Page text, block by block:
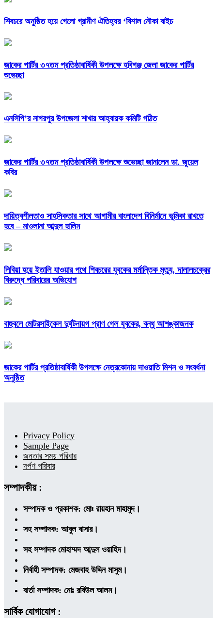
শিবচরে অনুষ্ঠিত হয়ে গেলো গ্রামীণ ঐতিহ্যর ‘বিশাল নৌকা বাইচ
জাকের পার্টির ৩৭তম প্রতিষ্ঠাবার্ষিকী উপলক্ষে হবিগঞ্জ জেলা জাকের পার্টির
শুভেচ্ছা
এনসিপি’র নাগরপুর উপজেলা শাখার আহ্বায়ক কমিটি গঠিত
জাকের পার্টির ৩৭তম প্রতিষ্ঠাবার্ষিকী উপলক্ষে শুভেচ্ছা জানালেন ডা. জুয়েল
কবির
দায়িত্বশীলতাও সাহসিকতার সাথে আগামীর বাংলাদেশ বিনির্মানে ভূমিকা রাখতে
হবে – মাওলানা আব্দুল হালিম
লিবিয়া হয়ে ইতালি যাওয়ার পথে শিবচরের যুবকের মর্মান্তিক মৃত্যু, দালালচক্রের
বিরুদ্ধে পরিবারের অভিযোগ
বাহুবলে মোটরসাইকেল দুর্ঘটনায়গ প্রাণ গেল যুবকের, বন্ধু আশঙ্কাজনক
জাকের পার্টির প্রতিষ্ঠাবার্ষিকী উপলক্ষে নেত্রকোনায় দাওয়াতি মিশন ও সংবর্ধনা
অনুষ্ঠিত
Privacy Policy
Sample Page
জনতার সময় পরিবার
দর্পণ পরিবার
সম্পাদকীয় :
সম্পাদক ও প্রকাশক: মোঃ রায়হান মাহামুদ।
সহ সম্পাদক: আবুল বাসার।
সহ সম্পাদক মোহাম্মদ আব্দুল ওয়াহিদ।
নির্বাহী সম্পাদক: মেজবাহ উদ্দিন মাসুম।
বার্তা সম্পাদক: মোঃ রবিউল আলম।
সার্বিক যোগাযোগ :